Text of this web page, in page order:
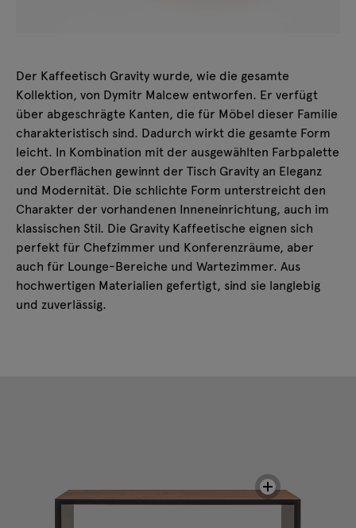
Der Kaffeetisch Gravity wurde, wie die gesamte
Kollektion, von Dymitr Malcew entworfen. Er verfügt
über abgeschrägte Kanten, die für Möbel dieser Familie
charakteristisch sind. Dadurch wirkt die gesamte Form
leicht. In Kombination mit der ausgewählten Farbpalette
der Oberflächen gewinnt der Tisch Gravity an Eleganz
und Modernität. Die schlichte Form unterstreicht den
Charakter der vorhandenen Inneneinrichtung, auch im
klassischen Stil. Die Gravity Kaffeetische eignen sich
perfekt für Chefzimmer und Konferenzräume, aber
auch für Lounge-Bereiche und Wartezimmer. Aus
hochwertigen Materialien gefertigt, sind sie langlebig
und zuverlässig.